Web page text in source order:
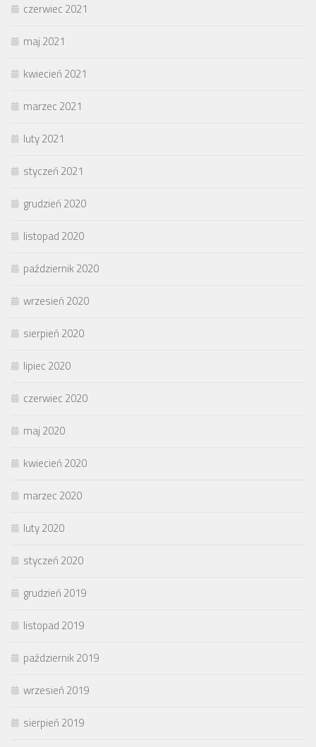
czerwiec 2021
maj 2021
kwiecień 2021
marzec 2021
luty 2021
styczeń 2021
grudzień 2020
listopad 2020
październik 2020
wrzesień 2020
sierpień 2020
lipiec 2020
czerwiec 2020
maj 2020
kwiecień 2020
marzec 2020
luty 2020
styczeń 2020
grudzień 2019
listopad 2019
październik 2019
wrzesień 2019
sierpień 2019